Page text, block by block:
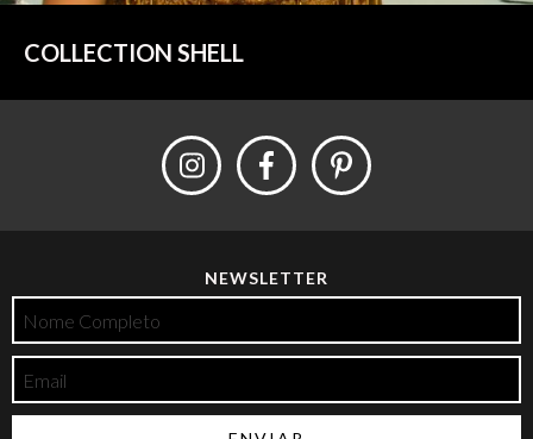
COLLECTION SHELL
NEWSLETTER